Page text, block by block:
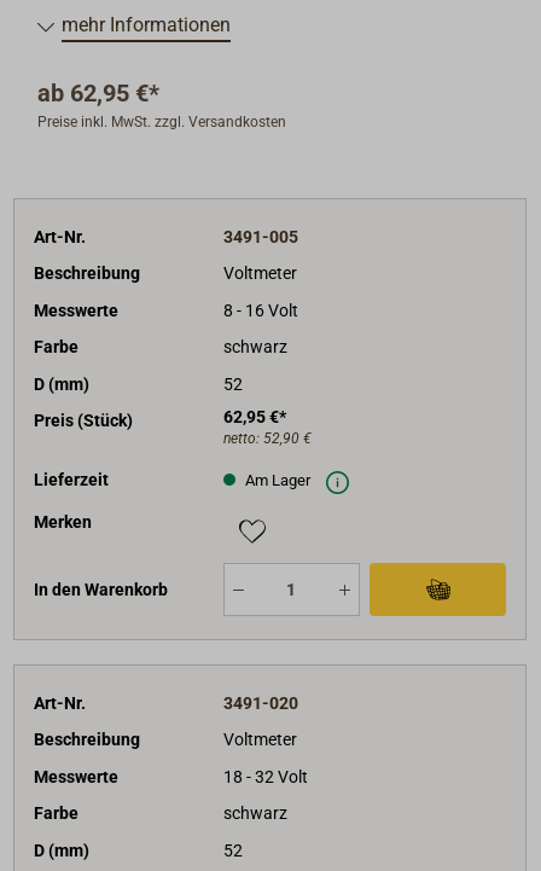
Modernes, klares Ziffernblattdesign, Einbauvielfalt
(auch Flusheinbau ist möglich), wasserdichte
Doppelgläser aus kratzfestem Kunststoff verhindern
ein Beschlagen der Instrumente.
Die meisten Instrumente sind zusätzlich noch mit einer
roten Warn-LED ausgestattet.
Standardlieferung mit schwarzem Ziffernblatt und
schwarzem Frontring
Lieferumfang: Anzeigegerät und Befestigungsmaterial
im Karton.
Betriebsspannung 8-16 bzw. 18-32 Volt.
Lieferbares Zubehör: Warnpunkteinsteller.
mehr Informationen
ab 62,95 €*
Preise inkl. MwSt. zzgl. Versandkosten
Art-Nr.
3491-005
Beschreibung
Voltmeter
Messwerte
8 - 16 Volt
Farbe
schwarz
D (mm)
52
Preis (Stück)
62,95 €*
netto: 52,90 €
Lieferzeit Am Lager
Merken
In den Warenkorb
Art-Nr.
3491-020
Beschreibung
Voltmeter
Messwerte
18 - 32 Volt
Farbe
schwarz
D (mm)
52